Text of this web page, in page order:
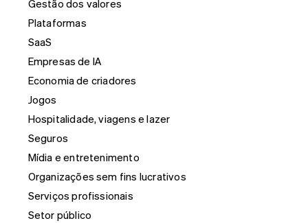
Gestão dos valores
Plataformas
SaaS
Empresas de IA
Economia de criadores
Jogos
Hospitalidade, viagens e lazer
Seguros
Mídia e entretenimento
Organizações sem fins lucrativos
Serviços profissionais
Setor público